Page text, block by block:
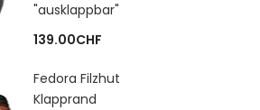
"ausklappbar"
139.00CHF
Fedora Filzhut
Klapprand